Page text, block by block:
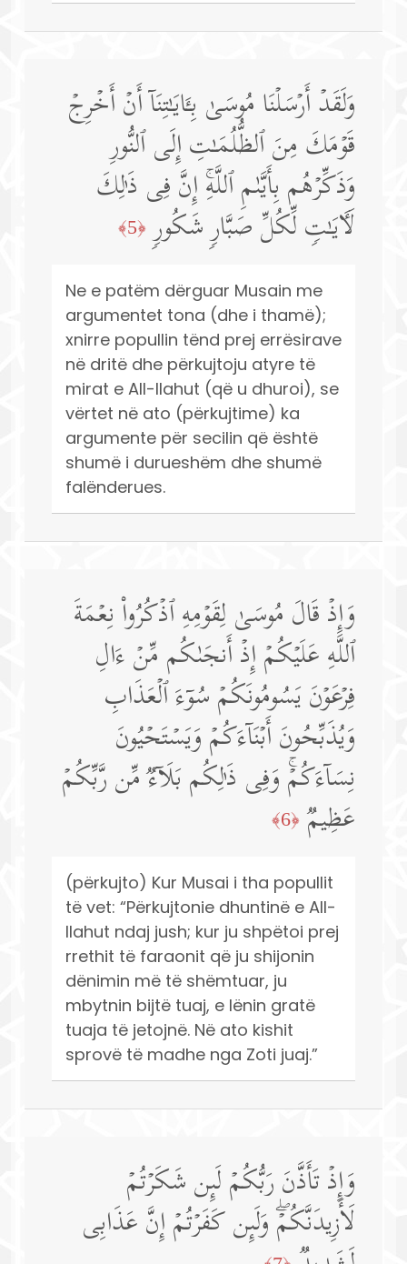
وَلَقَدۡ أَرۡسَلۡنَا مُوسَىٰ بِـَٔایَـٰتِنَاۤ أَنۡ أَخۡرِجۡ
قَوۡمَكَ مِنَ ٱلظُّلُمَـٰتِ إِلَى ٱلنُّورِ
وَذَكِّرۡهُم بِأَیَّىٰمِ ٱللَّهِۚ إِنَّ فِی ذَ ٰ⁠لِكَ
لَـَٔایَـٰتࣲ لِّكُلِّ صَبَّارࣲ شَكُورࣲ ﴿5﴾
Ne e patëm dërguar Musain me
argumentet tona (dhe i thamë);
xnirre popullin tënd prej errësirave
në dritë dhe përkujtoju atyre të
mirat e All-llahut (që u dhuroi), se
vërtet në ato (përkujtime) ka
argumente për secilin që është
shumë i durueshëm dhe shumë
falënderues.
وَإِذۡ قَالَ مُوسَىٰ لِقَوۡمِهِ ٱذۡكُرُوا۟ نِعۡمَةَ
ٱللَّهِ عَلَیۡكُمۡ إِذۡ أَنجَىٰكُم مِّنۡ ءَالِ
فِرۡعَوۡنَ یَسُومُونَكُمۡ سُوۤءَ ٱلۡعَذَابِ
وَیُذَبِّحُونَ أَبۡنَاۤءَكُمۡ وَیَسۡتَحۡیُونَ
نِسَاۤءَكُمۡۚ وَفِی ذَ ٰ⁠لِكُم بَلَاۤءࣱ مِّن رَّبِّكُمۡ
عَظِیمࣱ ﴿6﴾
(përkujto) Kur Musai i tha popullit
të vet: “Përkujtonie dhuntinë e All-
llahut ndaj jush; kur ju shpëtoi prej
rrethit të faraonit që ju shijonin
dënimin më të shëmtuar, ju
mbytnin bijtë tuaj, e lënin gratë
tuaja të jetojnë. Në ato kishit
sprovë të madhe nga Zoti juaj.”
وَإِذۡ تَأَذَّنَ رَبُّكُمۡ لَىِٕن شَكَرۡتُمۡ
لَأَزِیدَنَّكُمۡۖ وَلَىِٕن كَفَرۡتُمۡ إِنَّ عَذَابِی